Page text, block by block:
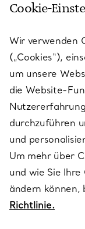
KUNDENSERVICE
SERVICES
ÜBER TIFFANY &
RECHTLICHE
FOLGEN SIE UNS
Cookie-
Wir verwenden
(„Cookies“),
um unsere
die Website-
durchzuführen
und
Um mehr über
und wie Sie
ändern können,
Richtlinie.